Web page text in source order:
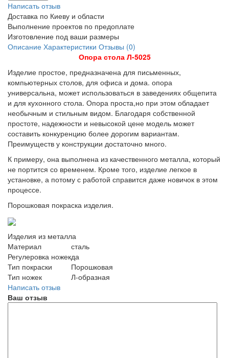
Написать отзыв
Доставка по Киеву и области
Выполнение проектов по предоплате
Изготовление под ваши размеры
Описание Характеристики Отзывы (0)
Опора стола Л-5025
Изделие простое, предназначена для письменных,
компьютерных столов, для офиса и дома. опора
универсальна, может использоваться в заведениях общепита
и для кухонного стола. Опора проста,но при этом обладает
необычным и стильным видом. Благодаря собственной
простоте, надежности и невысокой цене модель может
составить конкуренцию более дорогим вариантам.
Преимуществ у конструкции достаточно много.
К примеру, она выполнена из качественного металла, который
не портится со временем. Кроме того, изделие легкое в
установке, а потому с работой справится даже новичок в этом
процессе.
Порошковая покраска изделия.
Изделия из металла
Материал
сталь
Регулеровка ножекда
Тип покраски
Порошковая
Тип ножек
Л-образная
Написать отзыв
Ваш отзыв